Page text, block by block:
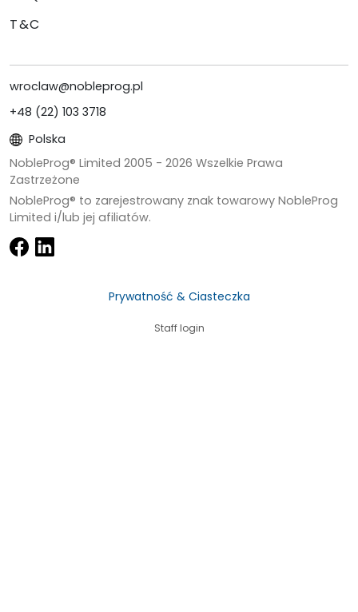
T&C
wroclaw@nobleprog.pl
+48 (22) 103 3718
Polska
NobleProg® Limited 2005 - 2026 Wszelkie Prawa
Zastrzeżone
NobleProg® to zarejestrowany znak towarowy NobleProg
Limited i/lub jej afiliatów.
Prywatność & Ciasteczka
Staff login